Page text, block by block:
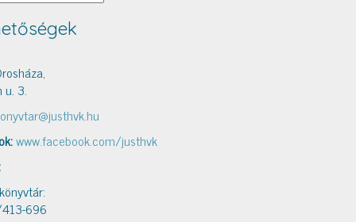
u. 3.
www.facebook.com/justhvk
696